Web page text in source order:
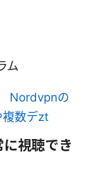
ム
Nordvpnの
複数デzt
視聴でき